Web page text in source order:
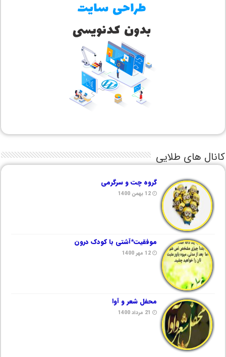
کانال های طلایی
گروه چت و سرگرمی
12 بهمن 1400
موفقیت*آشتی با کودک درون
12 مهر 1400
محفل شعر و آوا
21 مرداد 1400